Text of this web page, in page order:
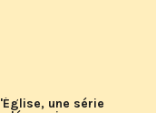
une série